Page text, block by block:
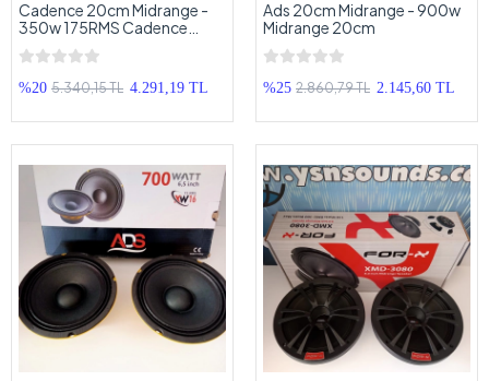
Cadence 20cm Midrange -
350w 175RMS Cadence
Tweeterli Midrange 20cm
%20 5.340,15 TL 4.291,19 TL
Ads 20cm Midrange - 900w
Midrange 20cm
%25 2.860,79 TL 2.145,60 TL